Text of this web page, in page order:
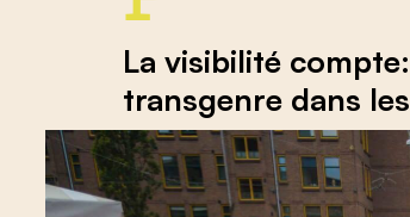
La visibilité
transgenre dans